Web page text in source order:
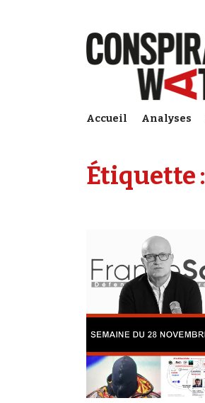
Accueil Analyses
Étiquette :